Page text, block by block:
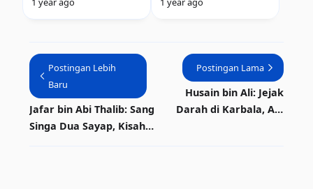
Terungkap!
Postingan Lebih
Baru
Jafar bin Abi Thalib: Sang
Singa Dua Sayap, Kisah
Postingan Lama
Husain bin Ali: Jejak
Darah di Karbala, Api